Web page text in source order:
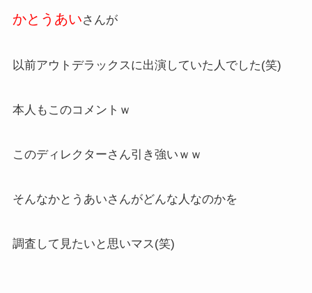
かとうあいさんが
以前アウトデラックスに出演していた人でした(笑)
本人もこのコメントｗ
このディレクターさん引き強いｗｗ
そんなかとうあいさんがどんな人なのかを
調査して見たいと思いマス(笑)